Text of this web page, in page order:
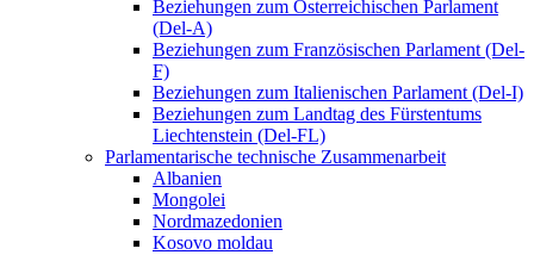
Beziehungen zum Österreichischen Parlament
(Del-A)
Beziehungen zum Französischen Parlament (Del-
F)
Beziehungen zum Italienischen Parlament (Del-I)
Beziehungen zum Landtag des Fürstentums
Liechtenstein (Del-FL)
Parlamentarische technische Zusammenarbeit
Albanien
Mongolei
Nordmazedonien
Kosovo moldau